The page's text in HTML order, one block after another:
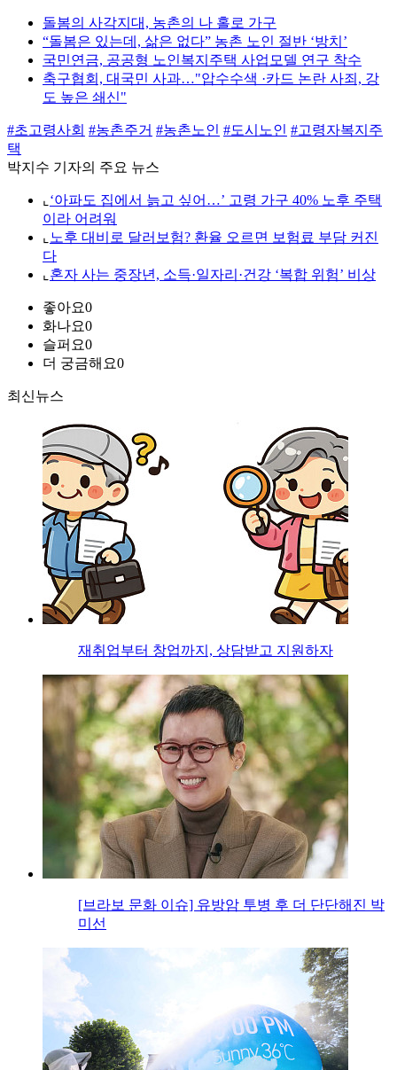
돌봄의 사각지대, 농촌의 나 홀로 가구
“돌봄은 있는데, 삶은 없다” 농촌 노인 절반 ‘방치’
국민연금, 공공형 노인복지주택 사업모델 연구 착수
축구협회, 대국민 사과…"압수수색 ·카드 논란 사죄, 강
도 높은 쇄신"
#초고령사회 #농촌주거 #농촌노인 #도시노인 #고령자복지주
택
박지수 기자의 주요 뉴스
⌞ ‘아파도 집에서 늙고 싶어…’ 고령 가구 40% 노후 주택
이라 어려워
⌞ 노후 대비로 달러보험? 환율 오르면 보험료 부담 커진
다
⌞ 혼자 사는 중장년, 소득·일자리·건강 ‘복합 위험’ 비상
좋아요0
화나요0
슬퍼요0
더 궁금해요0
최신뉴스
재취업부터 창업까지, 상담받고 지원하자
[브라보 문화 이슈] 유방암 투병 후 더 단단해진 박
미선